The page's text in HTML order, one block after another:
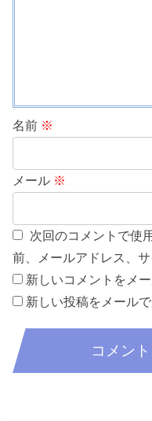
名前 ※
メール ※
次回のコメントで使
前、メールアドレス、サ
新しいコメントをメ
新しい投稿をメール